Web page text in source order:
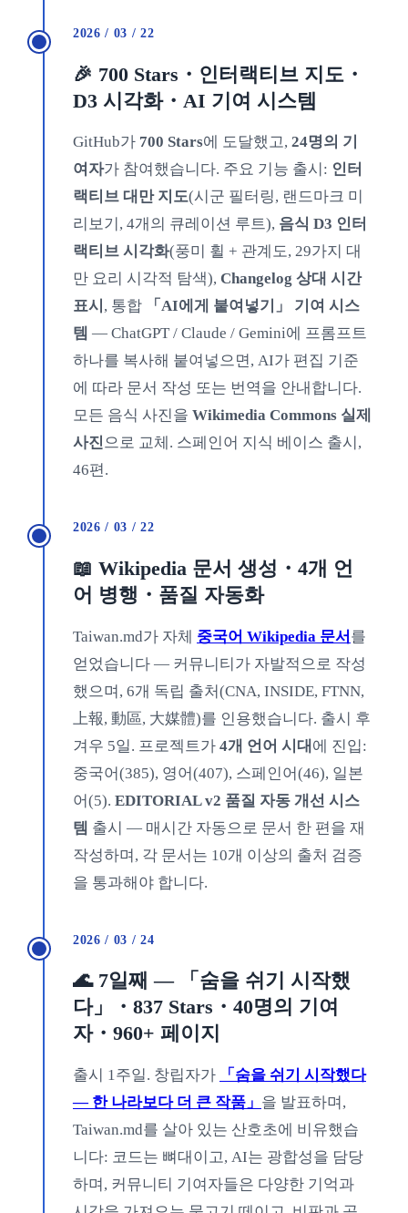
2026 / 03 / 22
🎉 700 Stars・인터랙티브 지도・
D3 시각화・AI 기여 시스템
GitHub가 700 Stars에 도달했고, 24명의 기
여자가 참여했습니다. 주요 기능 출시: 인터
랙티브 대만 지도(시군 필터링, 랜드마크 미
리보기, 4개의 큐레이션 루트), 음식 D3 인터
랙티브 시각화(풍미 휠 + 관계도, 29가지 대
만 요리 시각적 탐색), Changelog 상대 시간
표시 , 통합
「AI에게 붙여넣기」 기여 시스
템 — ChatGPT / Claude / Gemini에 프롬프트
하나를 복사해 붙여넣으면, AI가 편집 기준
에 따라 문서 작성 또는 번역을 안내합니다.
모든 음식 사진을 Wikimedia Commons 실제
사진으로 교체. 스페인어 지식 베이스 출시,
46편.
2026 / 03 / 22
📖 Wikipedia 문서 생성・4개 언
어 병행・품질 자동화
Taiwan.md가 자체 중국어 Wikipedia 문서 를
얻었습니다 — 커뮤니티가 자발적으로 작성
했으며, 6개 독립 출처(CNA, INSIDE, FTNN,
上報, 動區, 大媒體)를 인용했습니다. 출시 후
겨우 5일. 프로젝트가 4개 언어 시대 에 진입:
중국어(385), 영어(407), 스페인어(46), 일본
어(5). EDITORIAL v2 품질 자동 개선 시스
템 출시 — 매시간 자동으로 문서 한 편을 재
작성하며, 각 문서는 10개 이상의 출처 검증
을 통과해야 합니다.
2026 / 03 / 24
🌊 7일째 — 「숨을 쉬기 시작했
다」・837 Stars・40명의 기여
자・960+ 페이지
출시 1주일. 창립자가
「숨을 쉬기 시작했다
— 한 나라보다 더 큰 작품」 을 발표하며,
Taiwan.md를 살아 있는 산호초에 비유했습
니다: 코드는 뼈대이고, AI는 광합성을 담당
하며, 커뮤니티 기여자들은 다양한 기억과